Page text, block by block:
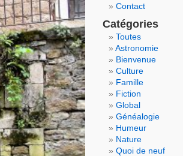
Contact
Catégories
Toutes
Astronomie
Bienvenue
Culture
Famille
Fiction
Global
Généalogie
Humeur
Nature
Quoi de neuf